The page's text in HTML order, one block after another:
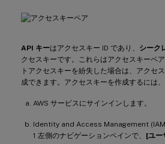
API キーはアクセスキー ID であり、 シーク
クセスキーです。これらはアクセスキーペ
トアクセスキーを紛失した場合は、アクセ
成できます。アクセスキーを作成するには
AWS サービスにサインインします。
Identity and Access Management
1 左側のナビゲーションペインで、 [ユー